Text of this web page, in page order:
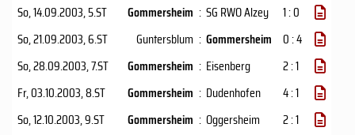
So, 14.09.2003, 5.ST Gommersheim : SG RWO Alzey
1 : 0
So, 21.09.2003, 6.ST Guntersblum : Gommersheim 0 : 4
So, 28.09.2003, 7.ST Gommersheim : Eisenberg
2 : 1
Fr, 03.10.2003, 8.ST Gommersheim : Dudenhofen
4 : 1
So, 12.10.2003, 9.ST Gommersheim : Oggersheim
2 : 1